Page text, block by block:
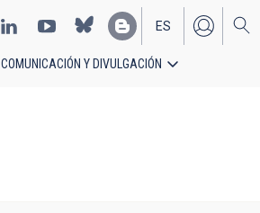
EN
ES
COMUNICACIÓN Y DIVULGACIÓN